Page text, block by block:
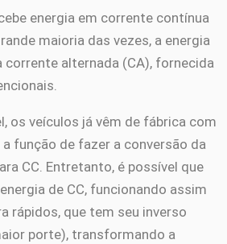
energia em corrente contínua
maioria das vezes, a energia
corrente alternada (CA), fornecida
os veículos já vêm de fábrica com
função de fazer a conversão da
CC. Entretanto, é possível que
de CC, funcionando assim
rápidos, que tem seu inverso
porte), transformando a